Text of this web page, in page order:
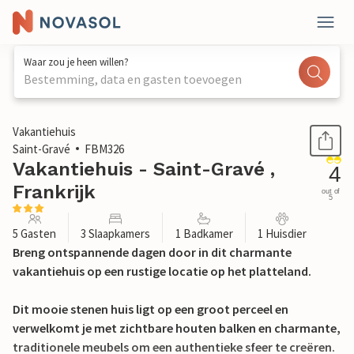
Waar zou je heen willen?
Bestemming, data en gasten toevoegen
1 / 35
Vakantiehuis
Saint-Gravé
FBM326
Vakantiehuis - Saint-Gravé ,
Frankrijk
4
out of
5
5 Gasten 3 Slaapkamers 1 Badkamer 1 Huisdier
Breng ontspannende dagen door in dit charmante
vakantiehuis op een rustige locatie op het platteland.
Dit mooie stenen huis ligt op een groot perceel en
verwelkomt je met zichtbare houten balken en charmante,
traditionele meubels om een authentieke sfeer te creëren.